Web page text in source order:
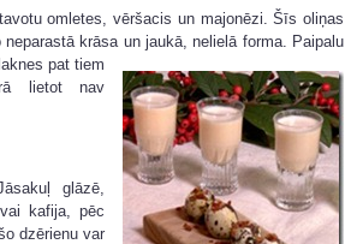
omletes, vēršacis un majonēzi. Šīs oliņas
krāsa un jaukā, nelielā forma. Paipalu
pat tiem
lietot nav
glāzē,
kafija, pēc
dzērienu var